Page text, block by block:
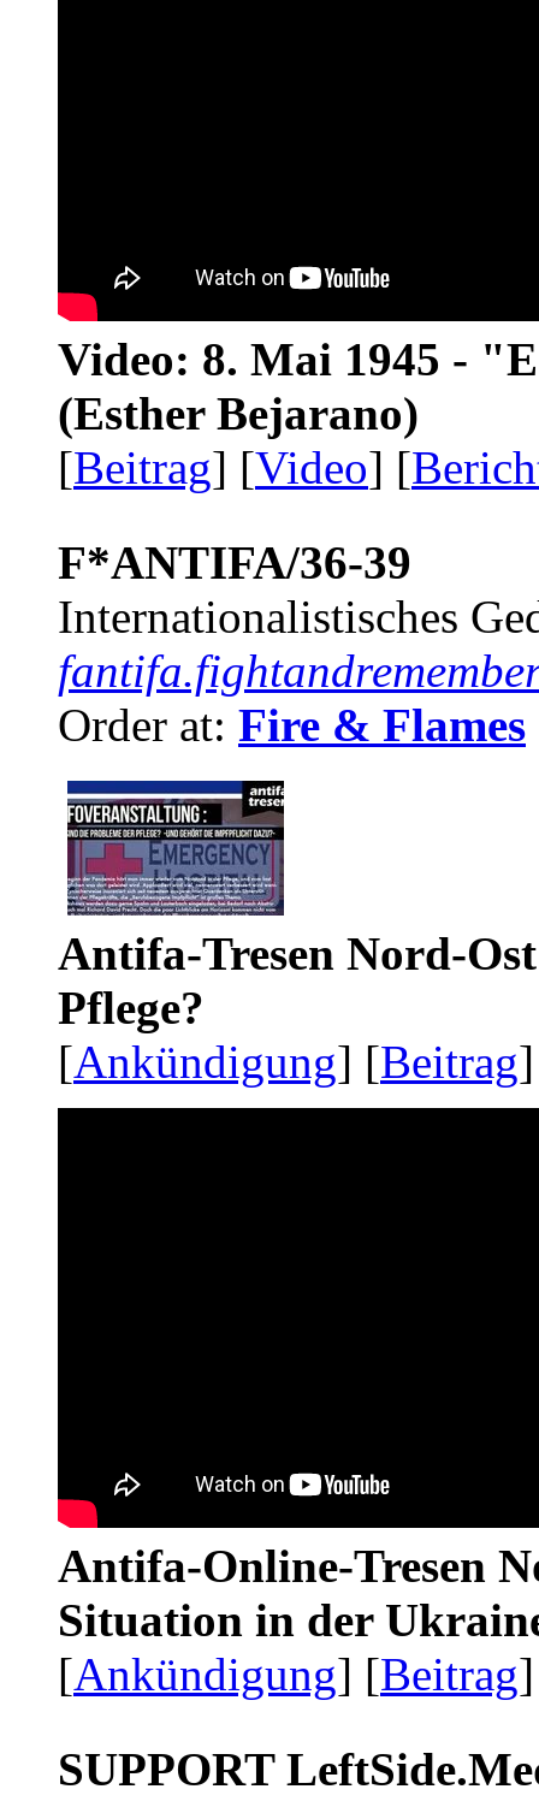
Video: 8. Mai 1945 -
(Esther Bejarano)
[Beitrag] [Video] [
F*ANTIFA/36-39
Internationalistisches
Order at: Fire & Flames
Antifa-Tresen Nord-
Pflege?
[Ankündigung] [Beitrag
Antifa-Online-Tresen
Situation in der
[Ankündigung] [Beitrag
SUPPORT